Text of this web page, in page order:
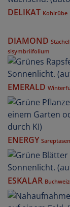
DELIKAT Kohlrübe
DIAMOND
sisymbriifolium
EMERALD
ENERGY
ESKALAR